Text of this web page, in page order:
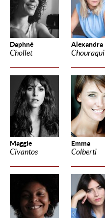
Daphné
Chollet
Alexandra
Chouraqui
Maggie
Civantos
Emma
Colberti